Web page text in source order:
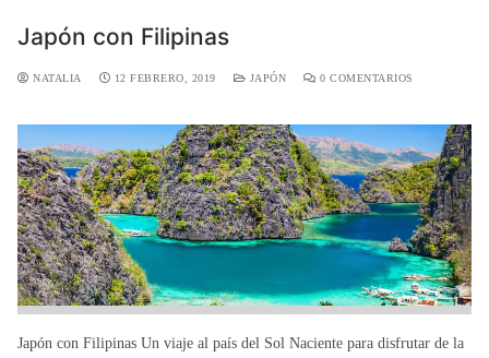
Japón con Filipinas
NATALIA 12 FEBRERO, 2019 JAPÓN 0 COMENTARIOS
Japón con Filipinas Un viaje al país del Sol Naciente para disfrutar de la